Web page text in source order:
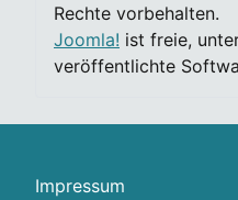
Rechte vorbehalten.
Joomla! ist freie,
veröffentlichte
Impressum